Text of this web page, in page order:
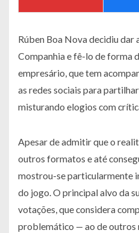
Rúben Boa Nova decidiu dar
Companhia e fê-lo de forma
empresário, que tem
as redes sociais para
misturando elogios com
Apesar de admitir que o
outros formatos e até
mostrou-se particularmente
do jogo. O principal alvo da
votações, que considera
problemático — ao de outros